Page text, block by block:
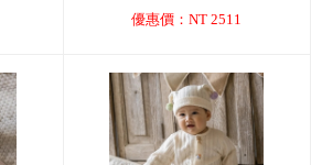
優惠價：NT 2511